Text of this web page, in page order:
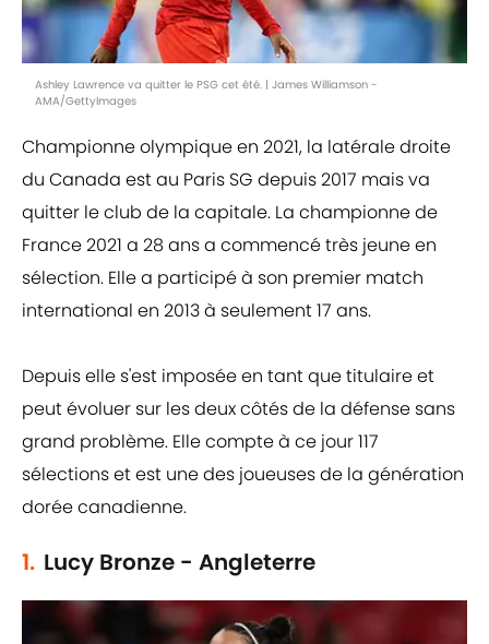
Ashley Lawrence va quitter le PSG cet été. | James Williamson -
AMA/GettyImages
Championne olympique en 2021, la latérale droite
du Canada est au Paris SG depuis 2017 mais va
quitter le club de la capitale. La championne de
France 2021 a 28 ans a commencé très jeune en
sélection. Elle a participé à son premier match
international en 2013 à seulement 17 ans.
Depuis elle s'est imposée en tant que titulaire et
peut évoluer sur les deux côtés de la défense sans
grand problème. Elle compte à ce jour 117
sélections et est une des joueuses de la génération
dorée canadienne.
1. Lucy Bronze - Angleterre